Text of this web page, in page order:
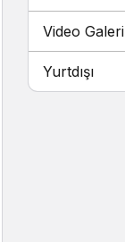
Video Galeri
Yurtdışı